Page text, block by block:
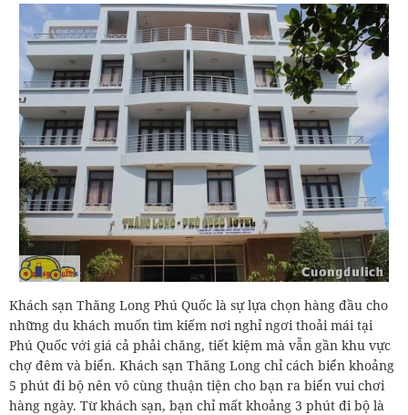
Khách sạn Thăng Long Phú Quốc là sự lựa chọn hàng đầu cho
những du khách muốn tìm kiếm nơi nghỉ ngơi thoải mái tại
Phú Quốc với giá cả phải chăng, tiết kiệm mà vẫn gần khu vực
chợ đêm và biển. Khách sạn Thăng Long chỉ cách biển khoảng
5 phút đi bộ nên vô cùng thuận tiện cho bạn ra biển vui chơi
hàng ngày. Từ khách sạn, bạn chỉ mất khoảng 3 phút đi bộ là